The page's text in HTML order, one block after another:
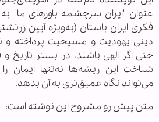
عنوان "ایران سرچشمه باورهای ما" به
فکری ایران باستان (به‌ویژه آیین
دینی یهودیت و مسیحیت پرداخته و
حتی اگر الهی باشند، در بستر تاریخ
شناخت این ریشه‌ها نه‌تنها ایمان
می‌تواند نگاه عمیق‌تری به آن بدهد.
متن پیش رو مشروح این نوشته است: